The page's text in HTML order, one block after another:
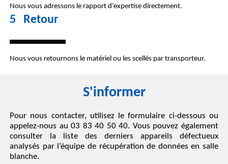
Nous vous adressons le rapport d’expertise directement.
5 Retour
Nous vous retournons le matériel ou les scellés par transporteur.
S'informer
Pour nous contacter, utilisez le formulaire ci-dessous ou
appelez-nous au03 83 40 50 40. Vous pouvez également
consulter la liste des derniers appareils défectueux
analysés par l’équipe de récupération de données en salle
blanche.